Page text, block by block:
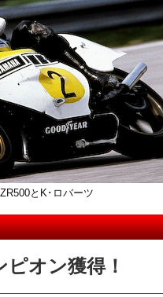
とK･ロバーツ
オン獲得！